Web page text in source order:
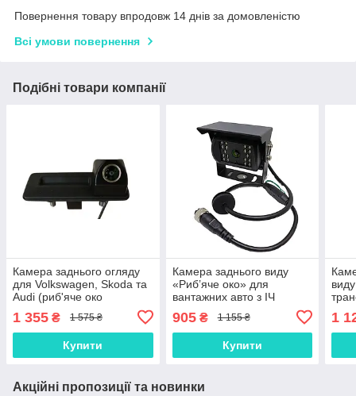
Повернення товару впродовж 14 днів за домовленістю
Всі умови повернення
Подібні товари компанії
Камера заднього огляду
для Volkswagen, Skoda та
Audi (риб'яче око
1 355 ₴ 1 575 ₴
Купити
Камера заднього виду
«Риб’яче око» для
вантажних авто з ІЧ
підсвіткою/CVBS/ кут 160°
905₴ 1 155 ₴
Купити
1
Акційні пропозиції та новинки